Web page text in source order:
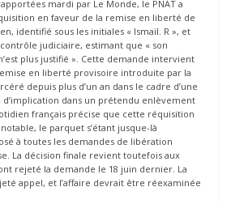
mardi par Le Monde, le PNAT a
en faveur de la remise en liberté de
identifié sous les initiales « Ismaïl. R », et
judiciaire, estimant que « son
plus justifié ». Cette demande intervient
en liberté provisoire introduite par la
depuis plus d’un an dans le cadre d’une
dans un prétendu enlèvement
français précise que cette réquisition
le parquet s’étant jusque-là
à toutes les demandes de libération
La décision finale revient toutefois aux
rejeté la demande le 18 juin dernier. La
appel, et l’affaire devrait être réexaminée